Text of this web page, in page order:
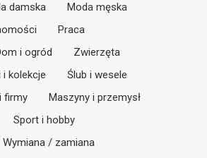
damska
Moda męska
Praca
i ogród
Zwierzęta
i kolekcje
Ślub i wesele
firmy
Maszyny i przemysł
Sport i hobby
Wymiana / zamiana